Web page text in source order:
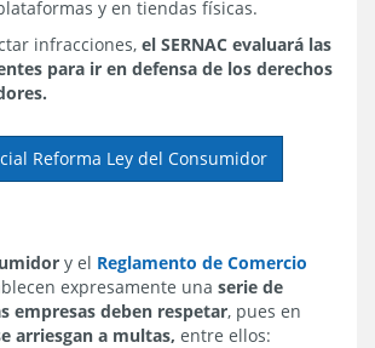
y en tiendas físicas.
infracciones, el SERNAC evaluará las
para ir en defensa de los derechos
Reforma Ley del Consumidor
y el Reglamento de Comercio
expresamente una serie de
empresas deben respetar, pues en
arriesgan a multas, entre ellos: